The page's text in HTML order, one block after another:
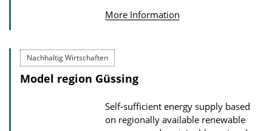
o
d
s
b
c
a
i
o
More Information
Nachhaltig Wirtschaften
Model region Güssing
Self-sufficient energy supply based
on regionally available renewable